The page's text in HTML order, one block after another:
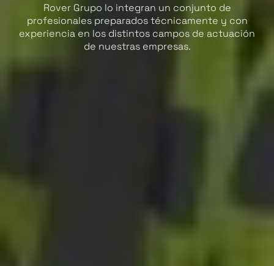
Rover Grupo lo integran un conjunto de
profesionales preparados técnicamente y con
experiencia en los distintos campos de actuación
de nuestras empresas.